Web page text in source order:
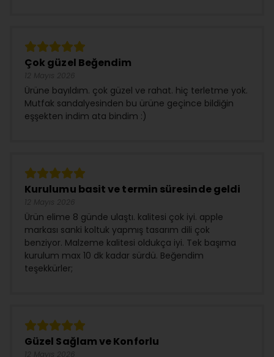
Çok güzel Beğendim
Ürüne bayıldım. çok güzel ve rahat. hiç terletme yok.
Mutfak sandalyesinden bu ürüne geçince bildiğin
eşşekten indim ata bindim :)
Kurulumu basit ve termin süresinde geldi
Ürün elime 8 günde ulaştı. kalitesi çok iyi. apple
markası sanki koltuk yapmış tasarım dili çok
benziyor. Malzeme kalitesi oldukça iyi. Tek başıma
kurulum max 10 dk kadar sürdü. Beğendim
teşekkürler;
Güzel Sağlam ve Konforlu